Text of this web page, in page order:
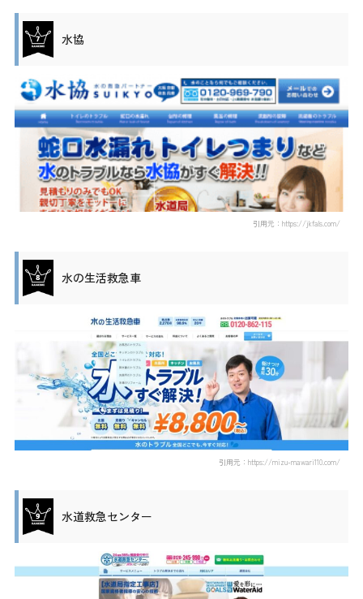
水協
引用元：https://jkfals.com/
水の生活救急車
引用元：https://mizu-mawari110.com/
水道救急センター